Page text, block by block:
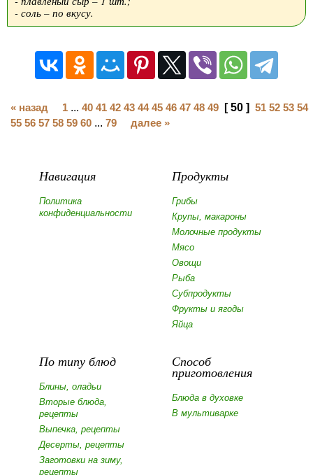
- соль – по вкусу.
« назад 1 ... 40 41 42 43 44 45 46 47 48 49 [ 50 ] 51 52 53 54
55 56 57 58 59 60 ... 79 далее »
Навигация
Политика
конфиденциальности
Продукты
Грибы
Крупы, макароны
Молочные продукты
Мясо
Овощи
Рыба
Субпродукты
Фрукты и ягоды
Яйца
По типу блюд
Блины, оладьи
Вторые блюда,
рецепты
Выпечка, рецепты
Десерты, рецепты
Заготовки на зиму,
рецепты
Способ
приготовления
Блюда в духовке
В мультиварке